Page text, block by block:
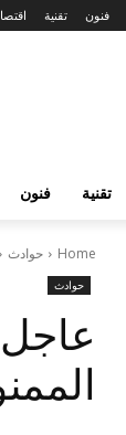
تقنية فنون
تقنية فنون
Home حوادث
حوادث